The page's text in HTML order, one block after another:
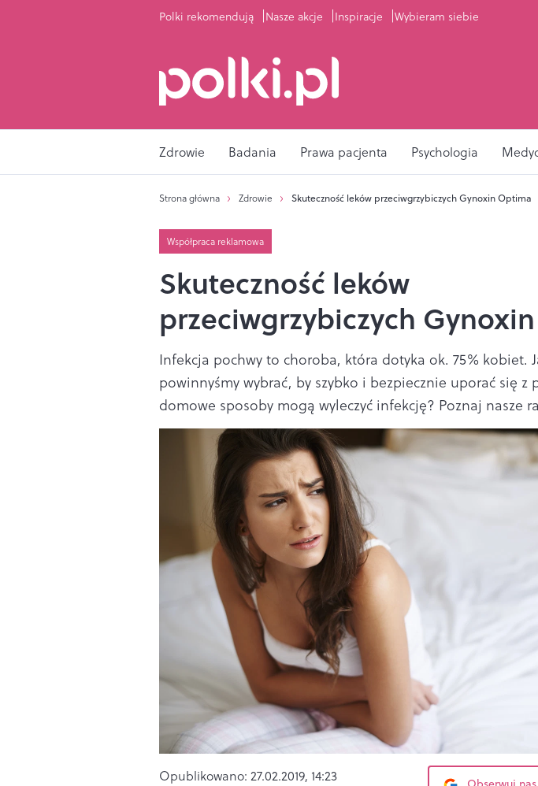
Polki rekomendują Nasze akcje Inspiracje Wybieram siebie
Zdrowie Badania Prawa pacjenta Psychologia
Strona główna Zdrowie Skuteczność leków przeciwgrzybiczych Gynoxin Optima
Współpraca reklamowa
Skuteczność leków
przeciwgrzybiczych
Infekcja pochwy to choroba, która dotyka ok. 75% kobiet.
powinnyśmy wybrać, by szybko i bezpiecznie uporać się z
domowe sposoby mogą wyleczyć infekcję? Poznaj nasze
Opublikowano: 27.02.2019, 14:23